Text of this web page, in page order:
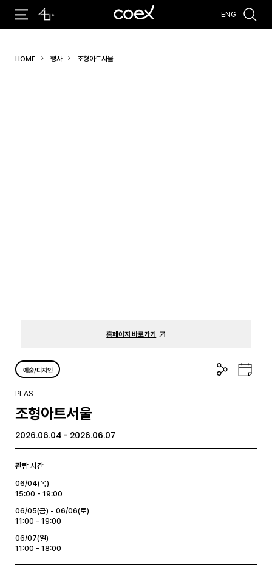
#코엑스 전시 #행사
ENG
HOME 행사 조형아트서울
홈페이지 바로가기
예술/디자인
공
유
구
글
PLAS
조형아트서울
2026.06.04 - 2026.06.07
관람 시간
06/04(목)
15:00 - 19:00
06/05(금) - 06/06(토)
11:00 - 19:00
06/07(일)
11:00 - 18:00